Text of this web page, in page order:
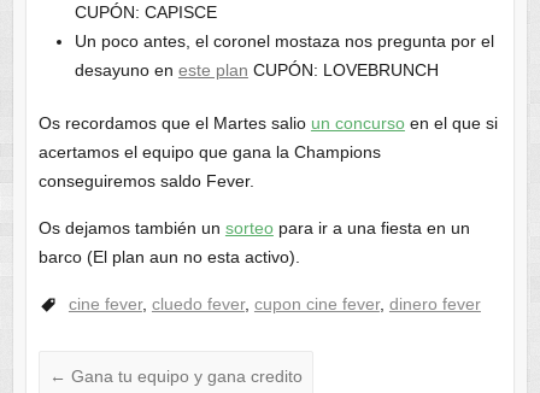
CUPÓN: CAPISCE
Un poco antes, el coronel mostaza nos pregunta por el
desayuno en este plan CUPÓN: LOVEBRUNCH
Os recordamos que el Martes salio un concursoen el que si
acertamos el equipo que gana la Champions
conseguiremos saldo Fever.
Os dejamos también un sorteopara ir a una fiesta en un
barco (El plan aun no esta activo).
cine fever, cluedo fever, cupon cine fever, dinero fever
← Gana tu equipo y gana credito